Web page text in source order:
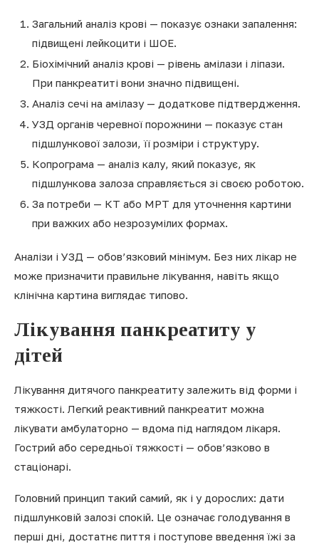
Загальний аналіз крові — показує ознаки запалення:
підвищені лейкоцити і ШОЕ.
Біохімічний аналіз крові — рівень амілази і ліпази.
При панкреатиті вони значно підвищені.
Аналіз сечі на амілазу — додаткове підтвердження.
УЗД органів черевної порожнини — показує стан
підшлункової залози, її розміри і структуру.
Копрограма — аналіз калу, який показує, як
підшлункова залоза справляється зі своєю роботою.
За потреби — КТ або МРТ для уточнення картини
при важких або незрозумілих формах.
Аналізи і УЗД — обов’язковий мінімум. Без них лікар не
може призначити правильне лікування, навіть якщо
клінічна картина виглядає типово.
Лікування панкреатиту у
дітей
Лікування дитячого панкреатиту залежить від форми і
тяжкості. Легкий реактивний панкреатит можна
лікувати амбулаторно — вдома під наглядом лікаря.
Гострий або середньої тяжкості — обов’язково в
стаціонарі.
Головний принцип такий самий, як і у дорослих: дати
підшлунковій залозі спокій. Це означає голодування в
перші дні, достатнє пиття і поступове введення їжі за